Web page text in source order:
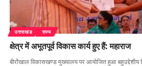
उत्तराखंड राज्य
क्षेत्र में अभूतपूर्व विकास कार्य हुए हैं: महाराज
बीरोंखाल विकासखण्ड मुख्यालय पर आयोजित हुआ बहुउद्देशीय